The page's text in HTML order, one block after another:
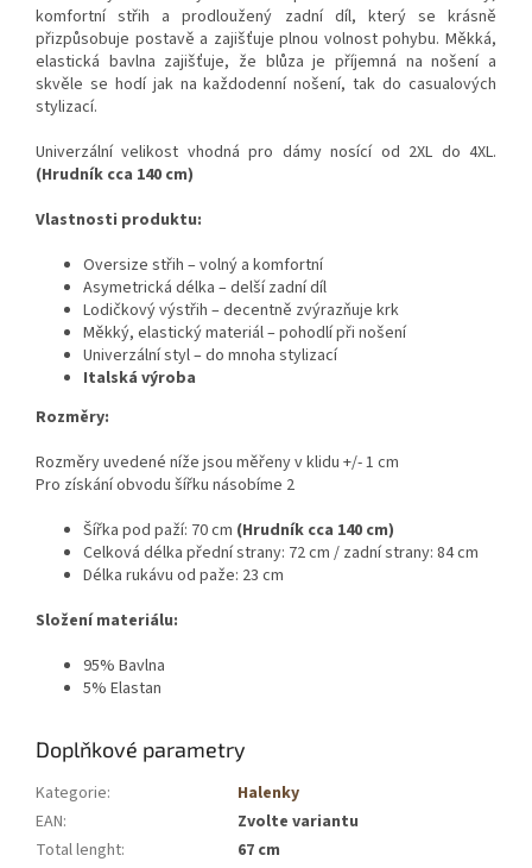
komfortní střih a prodloužený zadní díl, který se krásně
přizpůsobuje postavě a zajišťuje plnou volnost pohybu. Měkká,
elastická bavlna zajišťuje, že blůza je příjemná na nošení a
skvěle se hodí jak na každodenní nošení, tak do casualových
stylizací.
Univerzální velikost vhodná pro dámy nosící od 2XL do 4XL.
(Hrudník cca 140 cm)
Vlastnosti produktu:
Oversize střih – volný a komfortní
Asymetrická délka – delší zadní díl
Lodičkový výstřih – decentně zvýrazňuje krk
Měkký, elastický materiál – pohodlí při nošení
Univerzální styl – do mnoha stylizací
Italská výroba
Rozměry:
Rozměry uvedené níže jsou měřeny v klidu +/- 1 cm
Pro získání obvodu šířku násobíme 2
Šířka pod paží: 70 cm (Hrudník cca 140 cm)
Celková délka přední strany: 72 cm / zadní strany: 84 cm
Délka rukávu od paže: 23 cm
Složení materiálu:
95% Bavlna
5% Elastan
Doplňkové parametry
Kategorie:
Halenky
EAN:
Zvolte variantu
Total lenght:
67 cm